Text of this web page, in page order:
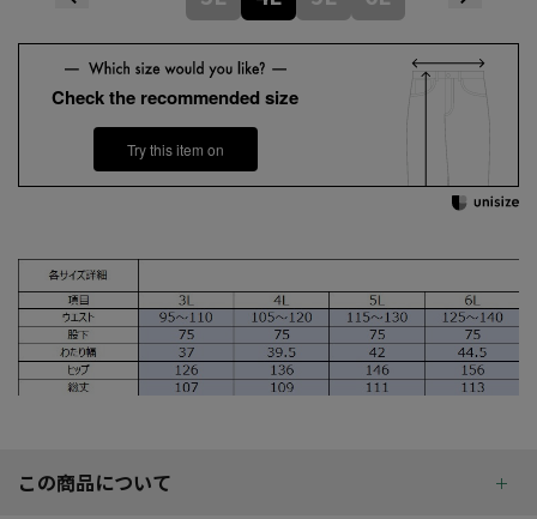
Check the recommended size
Try this item on
この商品について